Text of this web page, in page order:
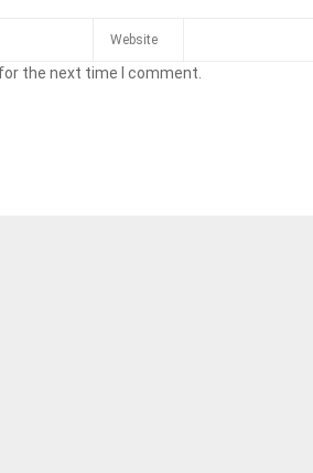
the next time I comment.